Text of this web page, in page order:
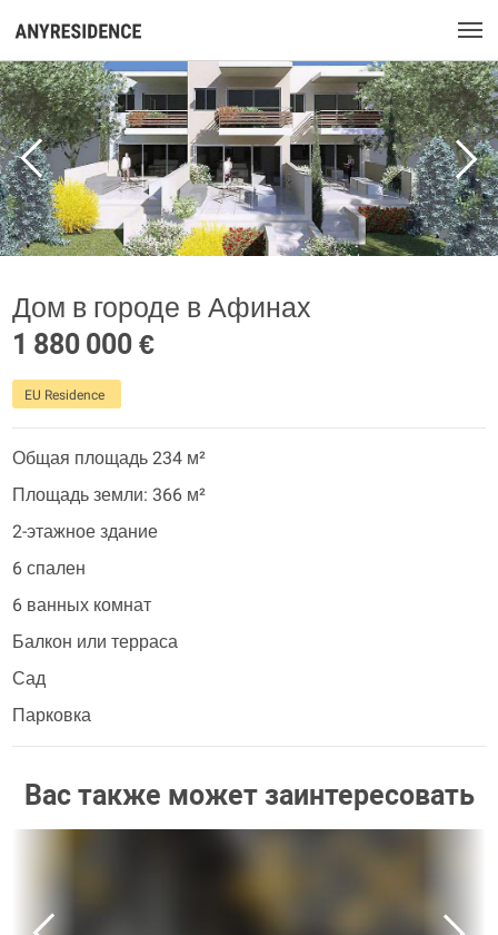
Дом в городе в Афинах
1 880 000 €
EU Residence
Общая площадь 234 м²
Площадь земли: 366 м²
2-этажное здание
6 спален
6 ванных комнат
Балкон или терраса
Сад
Парковка
Вас также может заинтересовать